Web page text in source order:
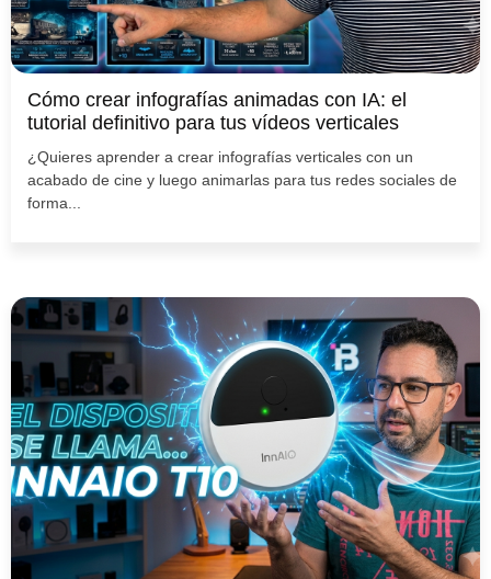
Cómo crear infografías animadas con IA: el
tutorial definitivo para tus vídeos verticales
¿Quieres aprender a crear infografías verticales con un
acabado de cine y luego animarlas para tus redes sociales de
forma...